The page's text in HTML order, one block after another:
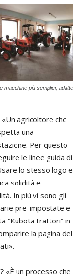
macchine più semplici, adatte
«Un agricoltore che
una
Per questo
le linee guida di
lo stesso logo e
solidità e
In più vi sono gli
pre-impostate e
“Kubota trattori” in
la pagina del
«È un processo che